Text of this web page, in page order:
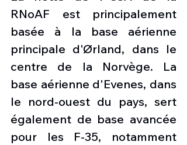
RNoAF est principalement
basée à la base aérienne
principale d'Ørland, dans le
centre de la Norvège. La
base aérienne d'Evenes, dans
le nord-ouest du pays, sert
également de base avancée
pour les F-35, notamment